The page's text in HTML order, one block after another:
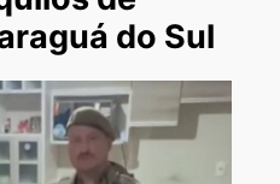
do Sul